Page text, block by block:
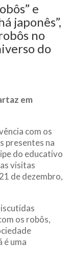
e
japonês”,
no
do
em
com os
presentes na
do educativo
visitas
de dezembro,
os robôs,
é uma